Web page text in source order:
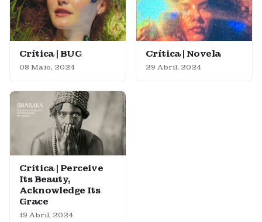
Crítica | BUG
08 Maio, 2024
Crítica | Novela
29 Abril, 2024
Crítica | Perceive
Its Beauty,
Acknowledge Its
Grace
19 Abril, 2024